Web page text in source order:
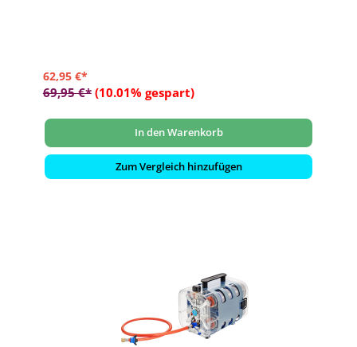
62,95 €*
69,95 €* (10.01% gespart)
In den Warenkorb
Zum Vergleich hinzufügen